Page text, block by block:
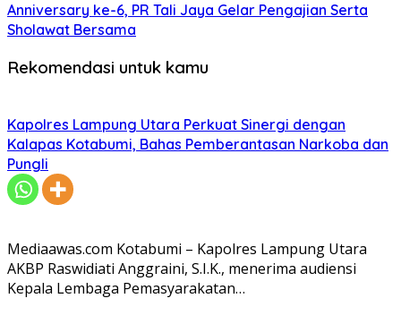
Anniversary ke-6, PR Tali Jaya Gelar Pengajian Serta
Sholawat Bersama
Rekomendasi untuk kamu
Kapolres Lampung Utara Perkuat Sinergi dengan
Kalapas Kotabumi, Bahas Pemberantasan Narkoba dan
Pungli
Mediaawas.com Kotabumi – Kapolres Lampung Utara
AKBP Raswidiati Anggraini, S.I.K., menerima audiensi
Kepala Lembaga Pemasyarakatan…